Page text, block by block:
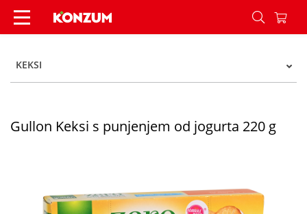
Gullon Keksi s punjenjem od jogurta 220 g -
KEKSI
Gullon Keksi s punjenjem od jogurta 220 g